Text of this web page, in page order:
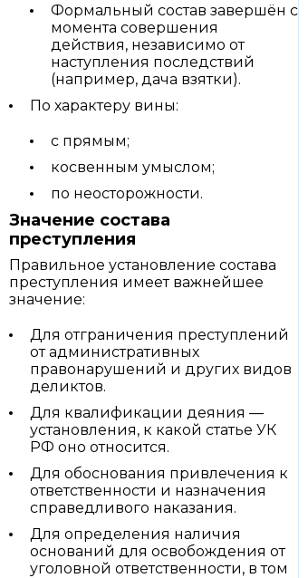
Формальный состав завершён с
момента совершения
действия, независимо от
наступления последствий
(например, дача взятки).
По характеру вины:
с прямым;
косвенным умыслом;
по неосторожности.
Значение состава
преступления
Правильное установление состава
преступления имеет важнейшее
значение:
Для отграничения преступлений
от административных
правонарушений и других видов
деликтов.
Для квалификации деяния —
установления, к какой статье УК
РФ оно относится.
Для обоснования привлечения к
ответственности и назначения
справедливого наказания.
Для определения наличия
оснований для освобождения от
уголовной ответственности, в том